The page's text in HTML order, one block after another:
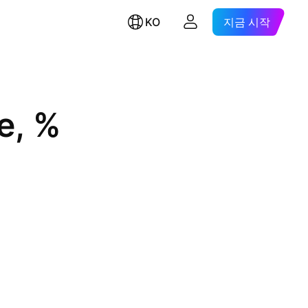
KO 지금 시작
%